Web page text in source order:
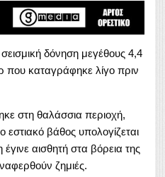
δόνηση μεγέθους 4,4
που καταγράφηκε λίγο πριν
στη θαλάσσια περιοχή,
βάθος υπολογίζεται
αισθητή στα βόρεια της
ζημιές.